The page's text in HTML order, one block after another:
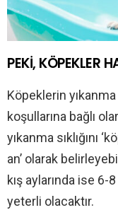
PEKİ, KÖPEKLER
Köpeklerin yıkanma
koşullarına bağlı
yıkanma sıklığını
an’ olarak
kış aylarında ise
yeterli olacaktır.